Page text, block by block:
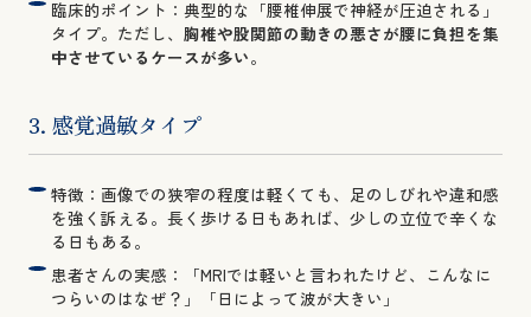
臨床的ポイント：典型的な「腰椎伸展で神経が圧迫される」
タイプ。ただし、胸椎や股関節の動きの悪さが腰に負担を集
中させているケースが多い。
3. 感覚過敏タイプ
特徴：画像での狭窄の程度は軽くても、足のしびれや違和感
を強く訴える。長く歩ける日もあれば、少しの立位で辛くな
る日もある。
患者さんの実感：「MRIでは軽いと言われたけど、こんなに
つらいのはなぜ？」「日によって波が大きい」